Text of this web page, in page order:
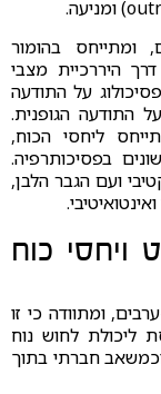
ומתייחס בהומור
היררכיית מצבי
על התודעה
התודעה הגופנית.
לואיס ארון (2012), שמתייחס ליחסי הכוח,
בפסיכותרפיה.
ועם הגבר הלבן,
ויחסי כוח
ומתוודה כי זו
ליכולת לחוש נוח
חברתי בתוך